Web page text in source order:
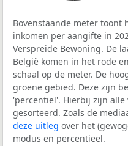
Bovenstaande meter
inkomen per aangifte in
Verspreide Bewoning. De
België komen in het rode
schaal op de meter. De
groene gebied. Deze zijn
'percentiel'. Hierbij zijn alle
gesorteerd. Zoals de
deze uitleg over het
modus en percentieel.